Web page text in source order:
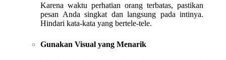
Karena waktu perhatian orang terbatas, pastikan
pesan Anda singkat dan langsung pada intinya.
Hindari kata-kata yang bertele-tele.
Gunakan Visual yang Menarik